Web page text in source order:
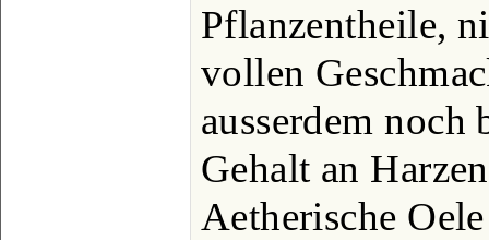
Pflanzentheile,
vollen
ausserdem noch
Gehalt an
Aetherische